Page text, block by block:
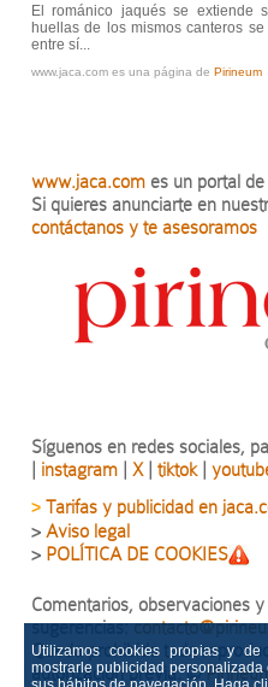
El románico jaqués se extiende
huellas de los mismos canteros
entre sí...
www.jaca.com es una página de Pirineum
www.jaca.com es un portal
Si quieres anunciarte en
contáctanos y te asesoramos
Síguenos en redes sociales,
instagram X| tiktok|
> Tarifas y publicidad en
> Aviso legal
> POLÍTICA DE COOKIES
Comentarios, observaciones y
sugerencias:
Queda prohibida toda
autorización previa. ©
Utilizamos cookies propias y
mostrarle publicidad